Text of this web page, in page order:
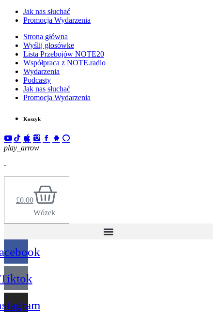
Jak nas słuchać
Promocja Wydarzenia
Strona główna
Wyślij głosówke
Lista Przebojów NOTE20
Współpraca z NOTE.radio
Wydarzenia
Podcasty
Jak nas słuchać
Promocja Wydarzenia
Koszyk
play_arrow
-
£0.00
Wózek
Tiktok